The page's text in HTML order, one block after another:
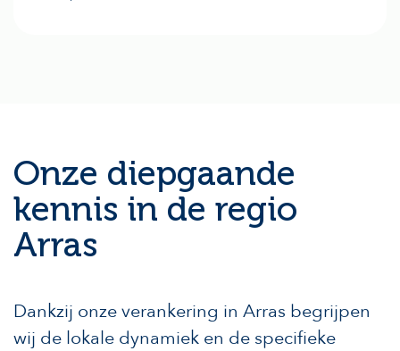
Onze diepgaande
kennis in de regio
Arras
Dankzij onze verankering in Arras begrijpen
wij de lokale dynamiek en de specifieke